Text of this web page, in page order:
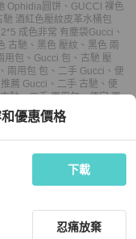
Ophidia圆饼 、 GUCCI 裸色
馳 酒紅色壓紋皮革水桶包
成色非常 有塵袋Gucci 、
古馳 、 黑色 壓紋 、 黑色 兩
用包 、 Gucci 包 、 古馳 壓
、 兩用包 包 、 二手 Gucci 、 便
推薦 Gucci 、 二手 古馳 、 便
馳、二手 兩用包、便宜 兩
薦 兩用包、二手 包
優惠價格
下載
忍痛放棄